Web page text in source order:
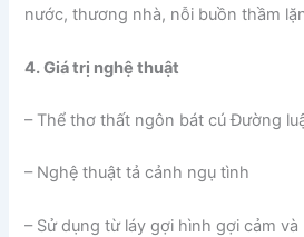
nước, thương nhà, nỗi buồn thầm
4. Giá trị nghệ thuật
– Thể thơ thất ngôn bát cú Đường
– Nghệ thuật tả cảnh ngụ tình
– Sử dụng từ láy gợi hình gợi cảm